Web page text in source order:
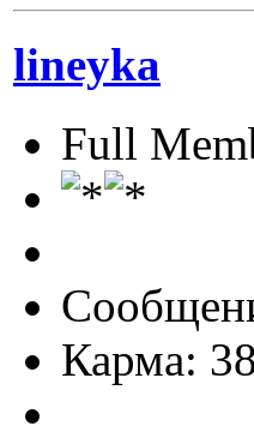
lineyka
Full
Карма: 38